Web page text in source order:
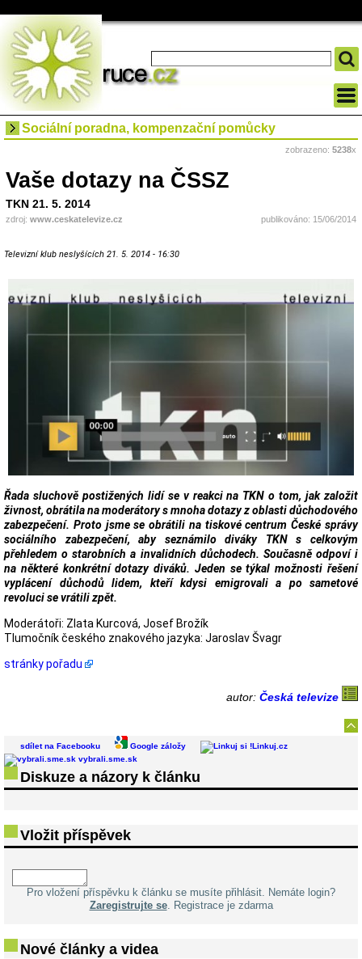
Sociální poradna, kompenzační pomůcky
zobrazeno: 5238x
Vaše dotazy na ČSSZ
TKN 21. 5. 2014
zdroj: www.ceskatelevize.cz publikováno: 15/06/2014
Televizní klub neslyšících 21. 5. 2014 - 16:30
Řada sluchově postižených lidí se v reakci na TKN o tom, jak založit
živnost, obrátila na moderátory s mnoha dotazy z oblasti důchodového
zabezpečení. Proto jsme se obrátili na tiskové centrum České správy
sociálního zabezpečení, aby seznámilo diváky TKN s celkovým
přehledem o starobních a invalidních důchodech. Současně odpoví i
na některé konkrétní dotazy diváků. Jeden se týkal možnosti řešení
vyplácení důchodů lidem, kteří kdysi emigrovali a po sametové
revoluci se vrátili zpět.
Moderátoři: Zlata Kurcová, Josef Brožík
Tlumočník českého znakového jazyka: Jaroslav Švagr
stránky pořadu
autor: Česká televize
sdílet na Facebooku Google záložy
Linkuj.cz
vybrali.sme.sk
Diskuze a názory k článku
Vložit příspěvek
Pro vložení příspěvku k článku se musíte přihlásit. Nemáte login?
Zaregistrujte se. Registrace je zdarma
Nové články a videa